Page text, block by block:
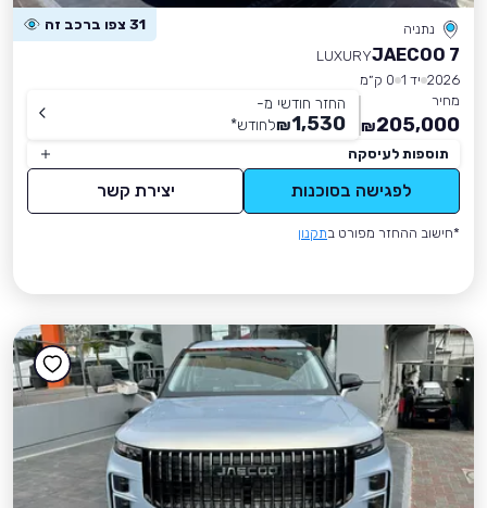
נתניה 31 צפו ברכב זה
JAECOO 7
LUXURY
2026 יד 1
0 ק״מ
מחיר
205,000
₪
החזר חודשי מ-
1,530
₪לחודש*
תוספות לעיסקה
לפגישה בסוכנות יצירת קשר
*חישוב ההחזר מפורט בתקנון